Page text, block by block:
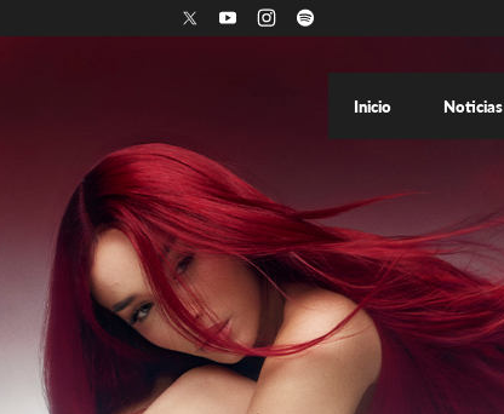
Inicio Noticias